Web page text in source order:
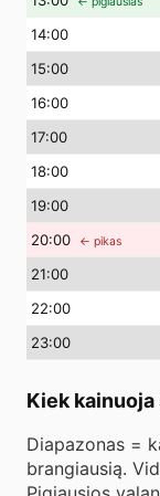
14:00
15:00
16:00
17:00
18:00
19:00
20:00 ← pikas
21:00
22:00
23:00
Kiek kainuoja
Diapazonas =
brangiausią.